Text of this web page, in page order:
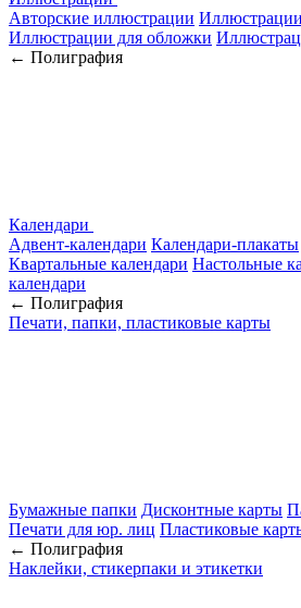
Авторские иллюстрации
Иллюстрации для обложки
← Полиграфия
Календари
Адвент-календари Календари-плакаты
Квартальные календари Настольные
календари
← Полиграфия
Печати, папки, пластиковые карты
Бумажные папки Дисконтные карты
Печати для юр. лиц Пластиковые
← Полиграфия
Наклейки, стикерпаки и этикетки